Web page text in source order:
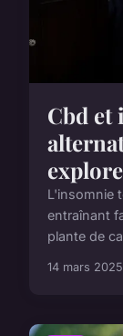
Cbd et
L'insomnie
entraînant
plante de
14 mars 2025